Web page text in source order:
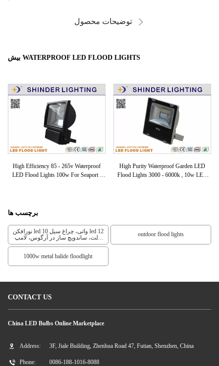
توضیحات محصول
بیش WATERPROOF LED FLOOD LIGHTS
High Efficiency 85 - 265v Waterproof
LED Flood Lights 100w For Seaport /
High Purity Waterproof Garden LED
Flood Lights 3000 - 6000k , 10w LED
برچسب ها
نورافکن led 10 واتی، چراغ سیل led 12
ولت، ساندویچ ساز در آرگوس، لامپ
100 وات، چراغ سیلاب در فضای باز،
دی 10 وات، لامپ سیلاب با باتری، چراغ
outdoor flood lights
1000w metal halide floodlight
CONTACT US
China LED Bulbs Online Marketplace
Address: 3F, Jiale Building, Zhenhua Road 47, Futian, Shenzhen, China
Phone: 0086-188-1016-8088